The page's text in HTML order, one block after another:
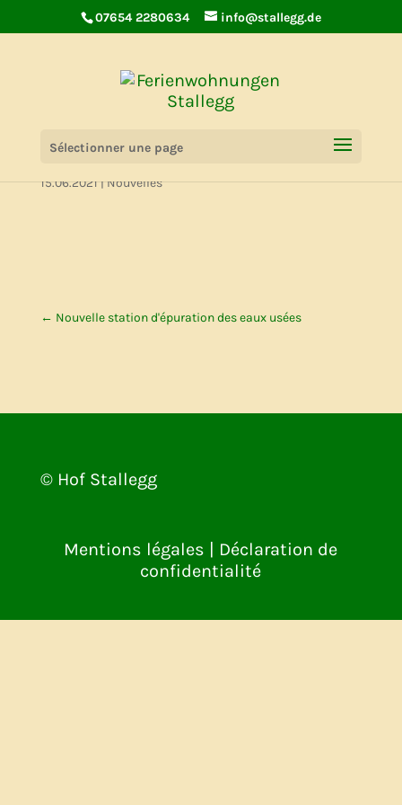
07654 2280634 info@stallegg.de
Sélectionner une page
AIRBNB Super Host
15.06.2021|Nouvelles
← Nouvelle station d'épuration des eaux usées
© Hof Stallegg
Mentions légales
Déclaration de
confidentialité